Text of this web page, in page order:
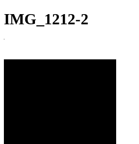
IMG_1212-2